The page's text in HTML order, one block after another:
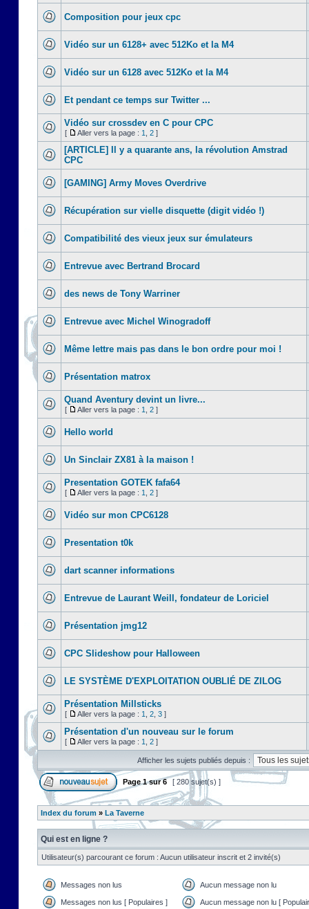
Composition pour jeux cpc
Vidéo sur un 6128+ avec 512Ko et la M4
Vidéo sur un 6128 avec 512Ko et la M4
Et pendant ce temps sur Twitter ...
Vidéo sur crossdev en C pour CPC
[ Aller vers la page : 1 2 ]
[ARTICLE] Il y a quarante ans, la révolution Amstrad
CPC
[GAMING] Army Moves Overdrive
Récupération sur vielle disquette (digit vidéo !)
Compatibilité des vieux jeux sur émulateurs
Entrevue avec Bertrand Brocard
des news de Tony Warriner
Entrevue avec Michel Winogradoff
Même lettre mais pas dans le bon ordre pour moi !
Présentation matrox
Quand Aventury devint un livre...
[ Aller vers la page : 1 2 ]
Hello world
Un Sinclair ZX81 à la maison !
Presentation GOTEK fafa64
[ Aller vers la page : 1 2 ]
Vidéo sur mon CPC6128
Presentation t0k
dart scanner informations
Entrevue de Laurant Weill, fondateur de Loriciel
Présentation jmg12
CPC Slideshow pour Halloween
LE SYSTÈME D'EXPLOITATION OUBLIÉ DE ZILOG
Présentation Millsticks
[ Aller vers la page : 1 2 3 ]
Présentation d'un nouveau sur le forum
[ Aller vers la page : 1 2 ]
Afficher les sujets publiés depuis :
Page1sur6 [ 280 sujet(s) ]
Index du forum » La Taverne
Qui est en ligne ?
Utilisateur(s) parcourant ce forum : Aucun utilisateur inscrit et 2 invité(s)
Messages non lus Aucun message non lu
Messages non lus [ Populaires ] Aucun message non lu [